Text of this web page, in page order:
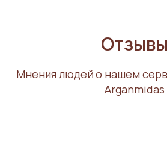
Отзывы
Мнения людей о нашем
Arganmidas